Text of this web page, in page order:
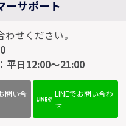
ーサポート
せください。
平日12:00～21:00
問い合
LINEでお問い合わ
せ